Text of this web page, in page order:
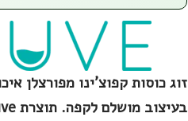
זוג כוסות קפוצ'ינו מפורצלן